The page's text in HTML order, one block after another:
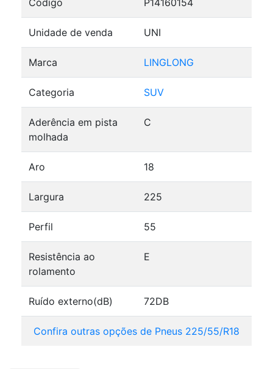
Código P14160154
Unidade de venda UNI
Marca LINGLONG
Categoria SUV
Aderência em pista
molhada
C
Aro 18
Largura 225
Perfil 55
Resistência ao
rolamento
E
Ruído externo(dB) 72DB
Confira outras opções de Pneus 225/55/R18